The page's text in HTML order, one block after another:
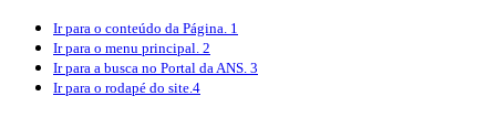
Ir para o conteúdo da Página. 1
Ir para o menu principal. 2
Ir para a busca no Portal da ANS. 3
Ir para o rodapé do site.4